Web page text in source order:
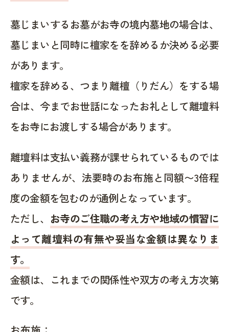
墓じまいするお墓がお寺の境内墓地の場合は、
墓じまいと同時に檀家をを辞めるか決める必要
があります。
檀家を辞める、つまり離檀（りだん）をする場
合は、今までお世話になったお礼として離壇料
をお寺にお渡しする場合があります。
離壇料は支払い義務が課せられているものでは
ありませんが、法要時のお布施と同額〜3倍程
度の金額を包むのが通例となっています。
ただし、 お寺のご住職の考え方や地域の慣習に
よって離壇料の有無や妥当な金額は異なりま
す。
金額は、これまでの関係性や双方の考え方次第
です。